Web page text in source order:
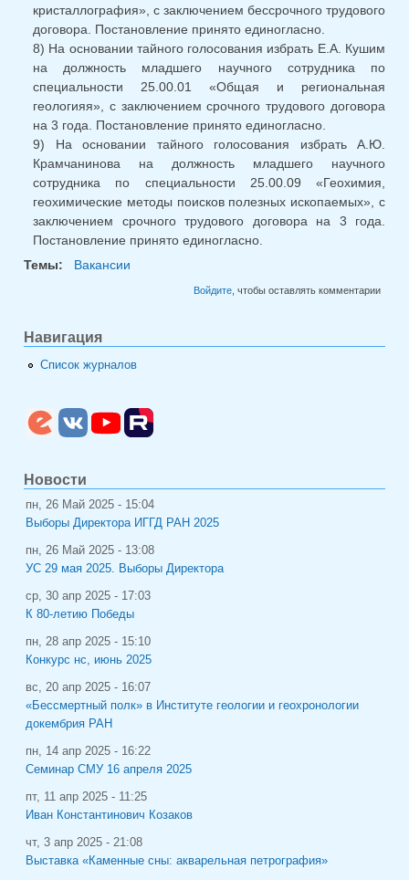
кристаллография», с заключением бессрочного трудового
договора. Постановление принято единогласно.
8) На основании тайного голосования избрать Е.А. Кушим
на должность младшего научного сотрудника по
специальности 25.00.01 «Общая и региональная
геологияя», с заключением срочного трудового договора
на 3 года. Постановление принято единогласно.
9) На основании тайного голосования избрать А.Ю.
Крамчанинова на должность младшего научного
сотрудника по специальности 25.00.09 «Геохимия,
геохимические методы поисков полезных ископаемых», с
заключением срочного трудового договора на 3 года.
Постановление принято единогласно.
Темы:
Вакансии
Войдите, чтобы оставлять комментарии
Навигация
Список журналов
Новости
пн, 26 Май 2025 - 15:04
Выборы Директора ИГГД РАН 2025
пн, 26 Май 2025 - 13:08
УС 29 мая 2025. Выборы Директора
ср, 30 апр 2025 - 17:03
К 80-летию Победы
пн, 28 апр 2025 - 15:10
Конкурс нс, июнь 2025
вс, 20 апр 2025 - 16:07
«Бессмертный полк» в Институте геологии и геохронологии
докембрия РАН
пн, 14 апр 2025 - 16:22
Семинар СМУ 16 апреля 2025
пт, 11 апр 2025 - 11:25
Иван Константинович Козаков
чт, 3 апр 2025 - 21:08
Выставка «Каменные сны: акварельная петрография»